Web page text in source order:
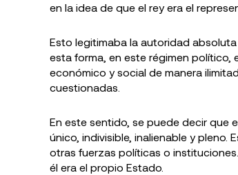
en la idea de que el rey era el
Esto legitimaba la autoridad
esta forma, en este régimen político,
económico y social de manera
cuestionadas.
En este sentido, se puede decir que
único, indivisible, inalienable y
otras fuerzas políticas o
él era el propio Estado.